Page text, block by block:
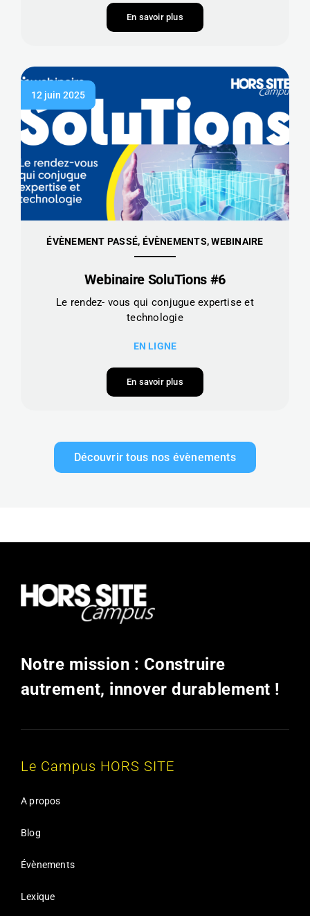
En savoir plus
12 juin 2025
ÉVÈNEMENT PASSÉ, ÉVÈNEMENTS, WEBINAIRE
Webinaire SoluTions #6
Le rendez- vous qui conjugue expertise et
technologie
EN LIGNE
En savoir plus
Découvrir tous nos évènements
Notre mission : Construire
autrement, innover durablement !
Le Campus HORS SITE
A propos
Blog
Évènements
Lexique